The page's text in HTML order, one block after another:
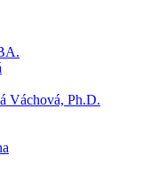
Váchová, Ph.D.